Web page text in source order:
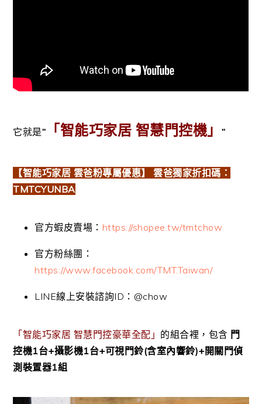
它就是“ 「智能巧家居 智慧門控機」 “
【智能巧家居 雲爸粉專屬優惠】 雲爸獨家折扣碼：
TMTCYUNBA
官方蝦皮賣場： https://shopee.tw/tmtchow
官方粉絲團：
https://www.facebook.com/TMT.Taiwan/
LINE線上安裝諮詢ID：@chow
「智能巧家居 智慧門控豪華全配」 的組合裡，包含 門
控機1台+攝影機1台+可視門鈴(含室內響鈴)+開關門偵
測裝置器1組